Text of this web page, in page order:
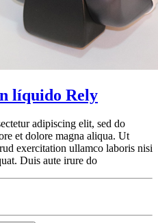
líquido Rely
adipiscing elit, sed do
et dolore magna aliqua. Ut
exercitation ullamco laboris nisi
Duis aute irure do